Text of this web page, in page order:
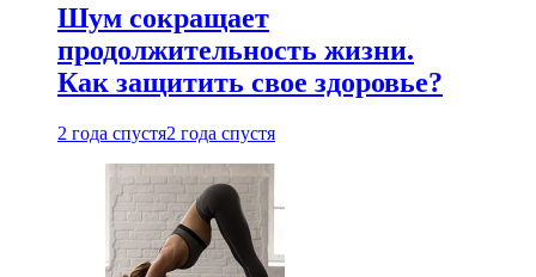
Шум сокращает
продолжительность жизни.
Как защитить свое здоровье?
2 года спустя2 года спустя